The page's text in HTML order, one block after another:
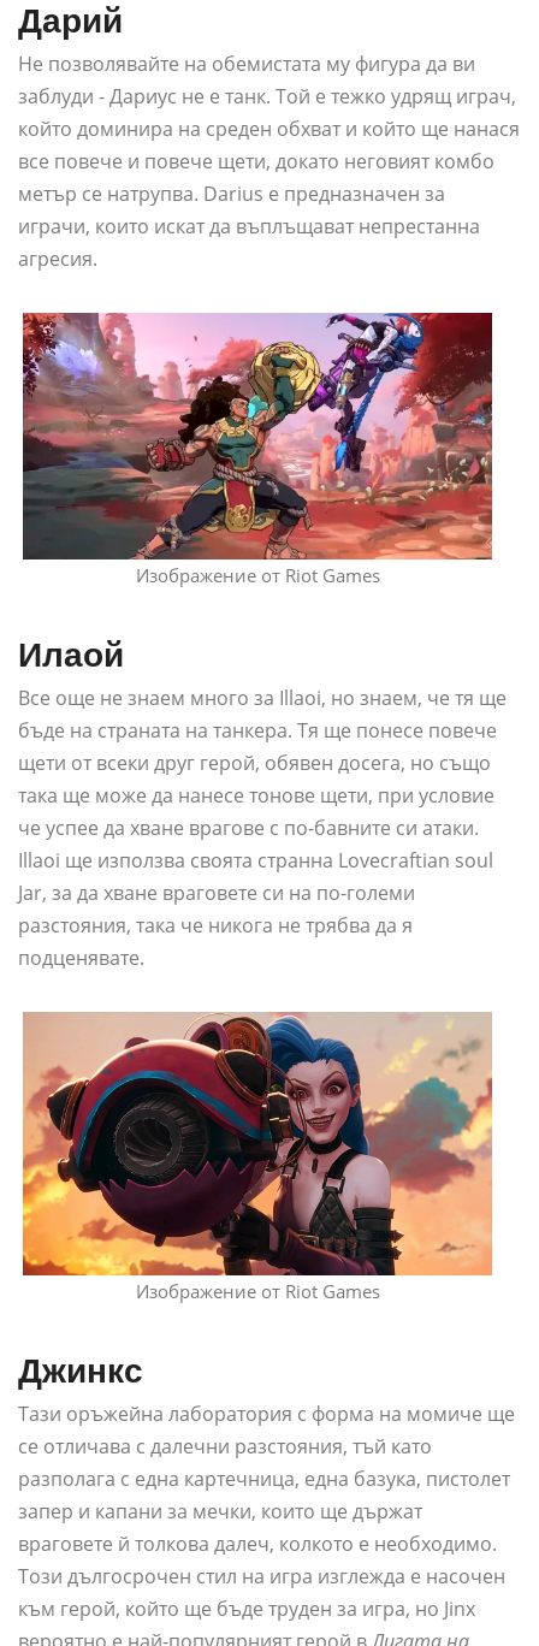
Дарий
Не позволявайте на обемистата му фигура да ви
заблуди - Дариус не е танк. Той е тежко удрящ играч,
който доминира на среден обхват и който ще нанася
все повече и повече щети, докато неговият комбо
метър се натрупва. Darius е предназначен за
играчи, които искат да въплъщават непрестанна
агресия.
Изображение от Riot Games
Илаой
Все още не знаем много за Illaoi, но знаем, че тя ще
бъде на страната на танкера. Тя ще понесе повече
щети от всеки друг герой, обявен досега, но също
така ще може да нанесе тонове щети, при условие
че успее да хване врагове с по-бавните си атаки.
Illaoi ще използва своята странна Lovecraftian soul
Jar, за да хване враговете си на по-големи
разстояния, така че никога не трябва да я
подценявате.
Изображение от Riot Games
Джинкс
Тази оръжейна лаборатория с форма на момиче ще
се отличава с далечни разстояния, тъй като
разполага с една картечница, една базука, пистолет
запер и капани за мечки, които ще държат
враговете й толкова далеч, колкото е необходимо.
Този дългосрочен стил на игра изглежда е насочен
към герой, който ще бъде труден за игра, но Jinx